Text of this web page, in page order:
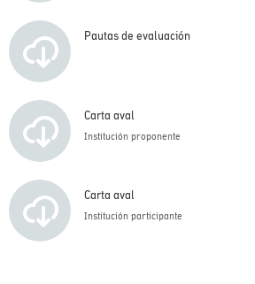
Pautas de evaluación
Carta aval
Institución proponente
Carta aval
Institución participante